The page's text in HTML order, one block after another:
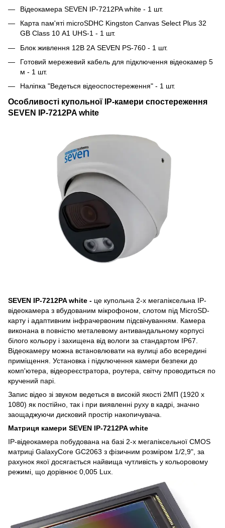
Відеокамера SEVEN IP-7212PA white - 1 шт.
Карта пам'яті microSDHC Kingston Canvas Select Plus 32
GB Class 10 А1 UHS-1 - 1 шт.
Блок живлення 12В 2А SEVEN PS-760 - 1 шт.
Готовий мережевий кабель для підключення відеокамер 5
м - 1 шт.
Наліпка "Ведеться відеоспостереження" - 1 шт.
Особливості купольної IP-камери спостереження
SEVEN IP-7212PA white
SEVEN IP-7212PA white - це купольна 2-х мегапіксельна IP-
відеокамера з вбудованим мікрофоном, слотом під MicroSD-
карту і адаптивним інфрачервоним підсвічуванням. Камера
виконана в повністю металевому антивандальному корпусі
білого кольору і захищена від вологи за стандартом IP67.
Відеокамеру можна встановлювати на вулиці або всередині
приміщення. Установка і підключення камери безпеки до
комп'ютера, відеореєстратора, роутера, світчу проводиться по
кручений парі.
Запис відео зі звуком ведеться в високій якості 2МП (1920 x
1080) як постійно, так і при виявленні руху в кадрі, значно
заощаджуючи дисковий простір накопичувача.
Матриця камери SEVEN IP-7212PA white
IP-відеокамера побудована на базі 2-х мегапіксельної CMOS
матриці GalaxyCore GC2063 з фізичним розміром 1/2,9", за
рахунок якої досягається найвища чутливість у кольоровому
режимі, що дорівнює 0,005 Lux.